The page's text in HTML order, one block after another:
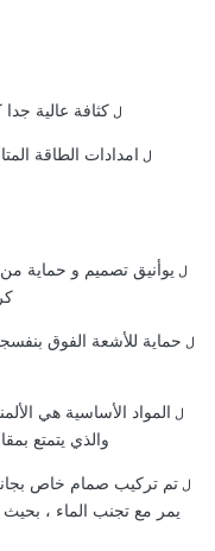
ل كثافة عالية
ل امدادات الطاقة
ل يوأنيق تصميم و حماية
ل حماية للأشعة الفوق
ل المواد الأساسية هي
والذي يتمتع
ل تم تركيب صمام خاص
يمر مع تجنب الماء ، بحيث